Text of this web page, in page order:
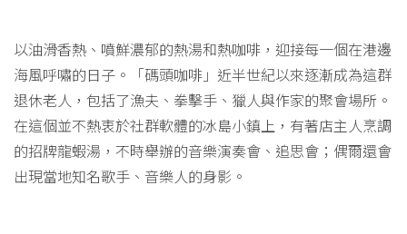
以油滑香熱、噴鮮濃郁的熱湯和熱咖啡，迎接每一個在港邊
海風呼嘯的日子。「碼頭咖啡」近半世紀以來逐漸成為這群
退休老人，包括了漁夫、拳擊手、獵人與作家的聚會場所。
在這個並不熱衷於社群軟體的冰島小鎮上，有著店主人烹調
的招牌龍蝦湯，不時舉辦的音樂演奏會、追思會；偶爾還會
出現當地知名歌手、音樂人的身影。